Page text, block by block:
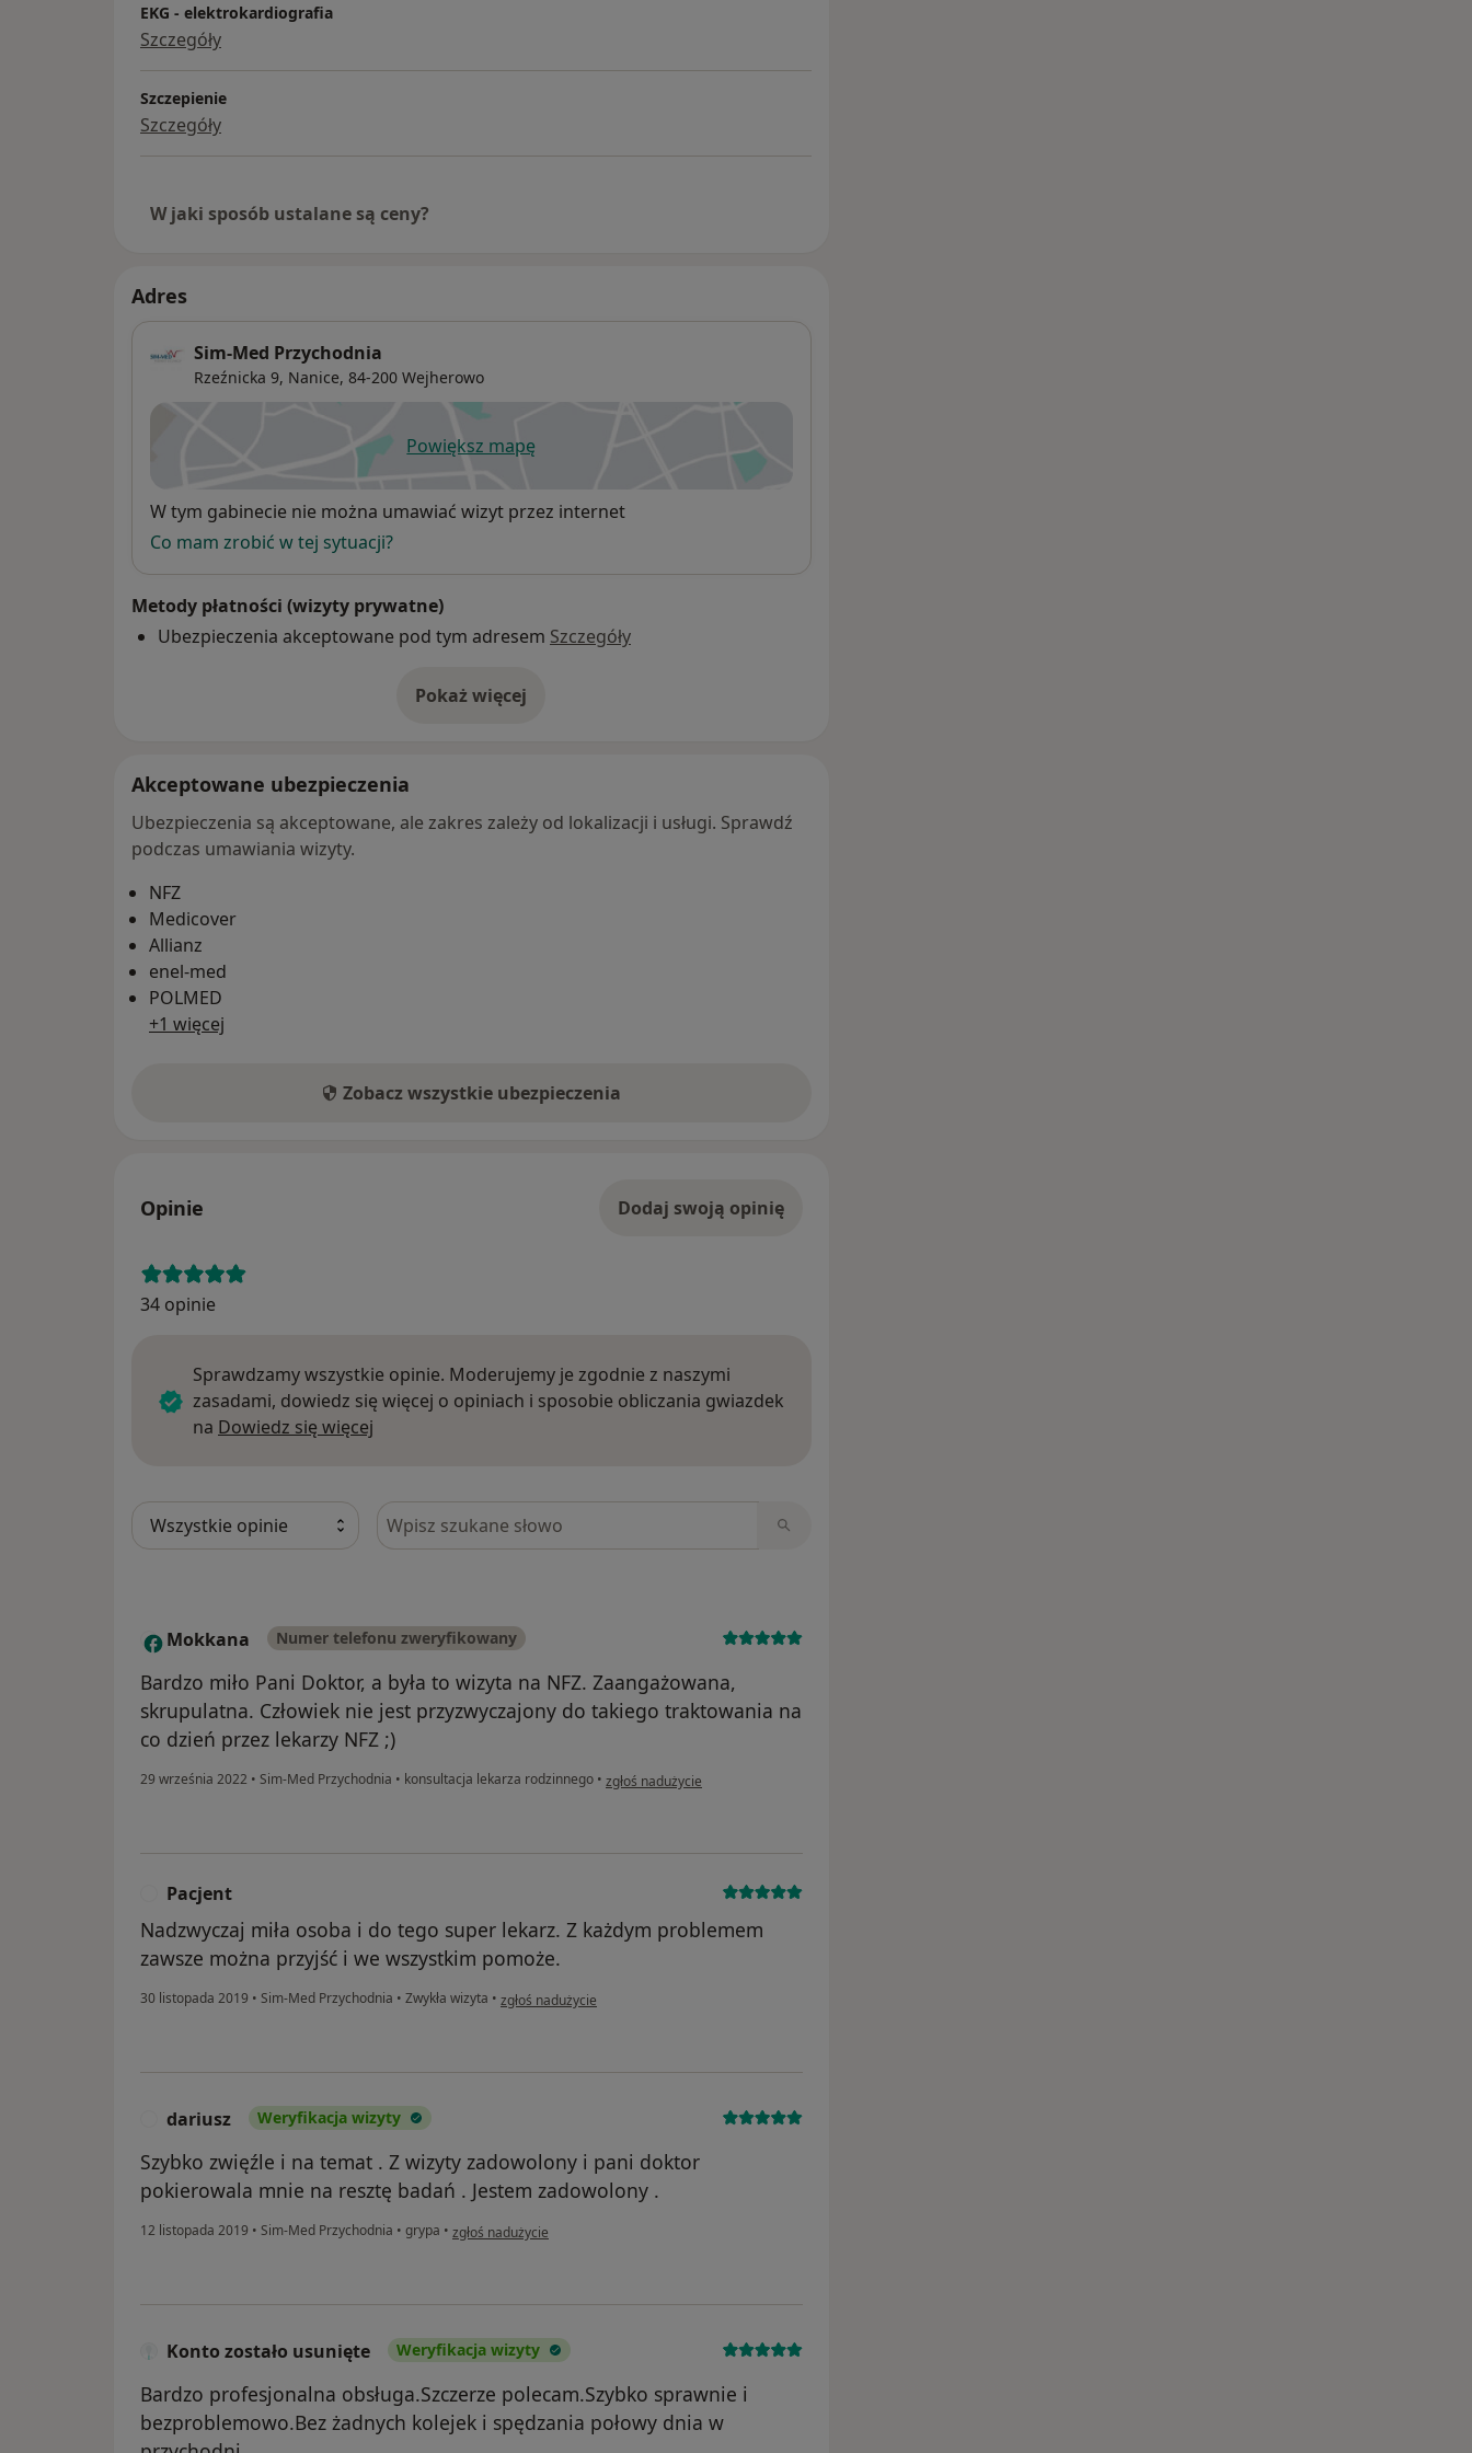
EKG - elektrokardiografia
Szczegóły
Szczepienie
Szczegóły
W jaki sposób ustalane są ceny?
Adres
Sim-Med Przychodnia
Rzeźnicka 9, Nanice, 84-200 Wejherowo
Powiększ mapęotwiera się w nowej karcie
Dostępność
W tym gabinecie nie można umawiać wizyt przez internet
Co mam zrobić w tej sytuacji?
Metody płatności (wizyty prywatne)
Ubezpieczenia akceptowane pod tym adresem Szczegóły
Pokaż więcej
o adresie
Akceptowane ubezpieczenia
Ubezpieczenia są akceptowane, ale zakres zależy od lokalizacji i usługi. Sprawdź
podczas umawiania wizyty.
NFZ
Medicover
Allianz
enel-med
POLMED
+1 więcej
Zobacz wszystkie ubezpieczenia
Opinie Dodaj swoją opinię
34 opinie
Sprawdzamy wszystkie opinie. Moderujemy je zgodnie z naszymi
zasadami, dowiedz się więcej o opiniach i sposobie obliczania gwiazdek
na Dowiedz się więcej
Szukaj w opiniach
M Mokkana Numer telefonu zweryfikowany
Bardzo miło Pani Doktor, a była to wizyta na NFZ. Zaangażowana,
skrupulatna. Człowiek nie jest przyzwyczajony do takiego traktowania na
co dzień przez lekarzy NFZ ;)
29 września 2022 • Sim-Med Przychodnia • konsultacja lekarza rodzinnego • w opinii użytkownika Mokkana
zgłoś nadużycie
Pacjent
Nadzwyczaj miła osoba i do tego super lekarz. Z każdym problemem
zawsze można przyjść i we wszystkim pomoże.
30 listopada 2019 • Sim-Med Przychodnia • Zwykła wizyta • w opinii użytkownika Pacjent
zgłoś nadużycie
dariusz Weryfikacja wizyty
Szybko zwięźle i na temat . Z wizyty zadowolony i pani doktor
pokierowala mnie na resztę badań . Jestem zadowolony .
12 listopada 2019 • Sim-Med Przychodnia • grypa • w opinii użytkownika dariusz
zgłoś nadużycie
Konto zostało usunięte Weryfikacja wizyty
Bardzo profesjonalna obsługa.Szczerze polecam.Szybko sprawnie i
bezproblemowo.Bez żadnych kolejek i spędzania połowy dnia w